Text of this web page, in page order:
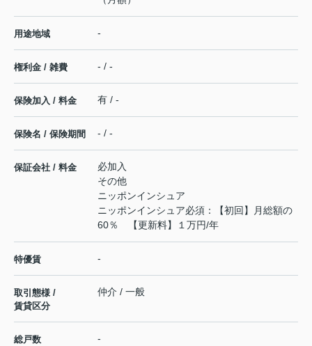
用途地域 -
権利金 / 雑費 - / -
保険加入 / 料金 有 / -
保険名 / 保険期間 - / -
保証会社 / 料金
必加入
その他
ニッポンインシュア
ニッポンインシュア必須：【初回】月総額の
60％ 【更新料】１万円/年
特優賃 -
取引態様 /
賃貸区分
仲介 / 一般
総戸数 -